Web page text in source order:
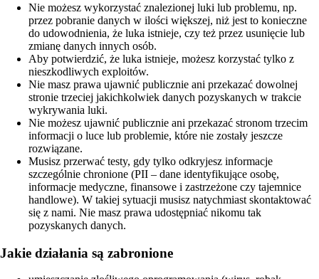
Nie możesz wykorzystać znalezionej luki lub problemu, np.
przez pobranie danych w ilości większej, niż jest to konieczne
do udowodnienia, że luka istnieje, czy też przez usunięcie lub
zmianę danych innych osób.
Aby potwierdzić, że luka istnieje, możesz korzystać tylko z
nieszkodliwych exploitów.
Nie masz prawa ujawnić publicznie ani przekazać dowolnej
stronie trzeciej jakichkolwiek danych pozyskanych w trakcie
wykrywania luki.
Nie możesz ujawnić publicznie ani przekazać stronom trzecim
informacji o luce lub problemie, które nie zostały jeszcze
rozwiązane.
Musisz przerwać testy, gdy tylko odkryjesz informacje
szczególnie chronione (PII – dane identyfikujące osobę,
informacje medyczne, finansowe i zastrzeżone czy tajemnice
handlowe). W takiej sytuacji musisz natychmiast skontaktować
się z nami. Nie masz prawa udostępniać nikomu tak
pozyskanych danych.
Jakie działania są zabronione